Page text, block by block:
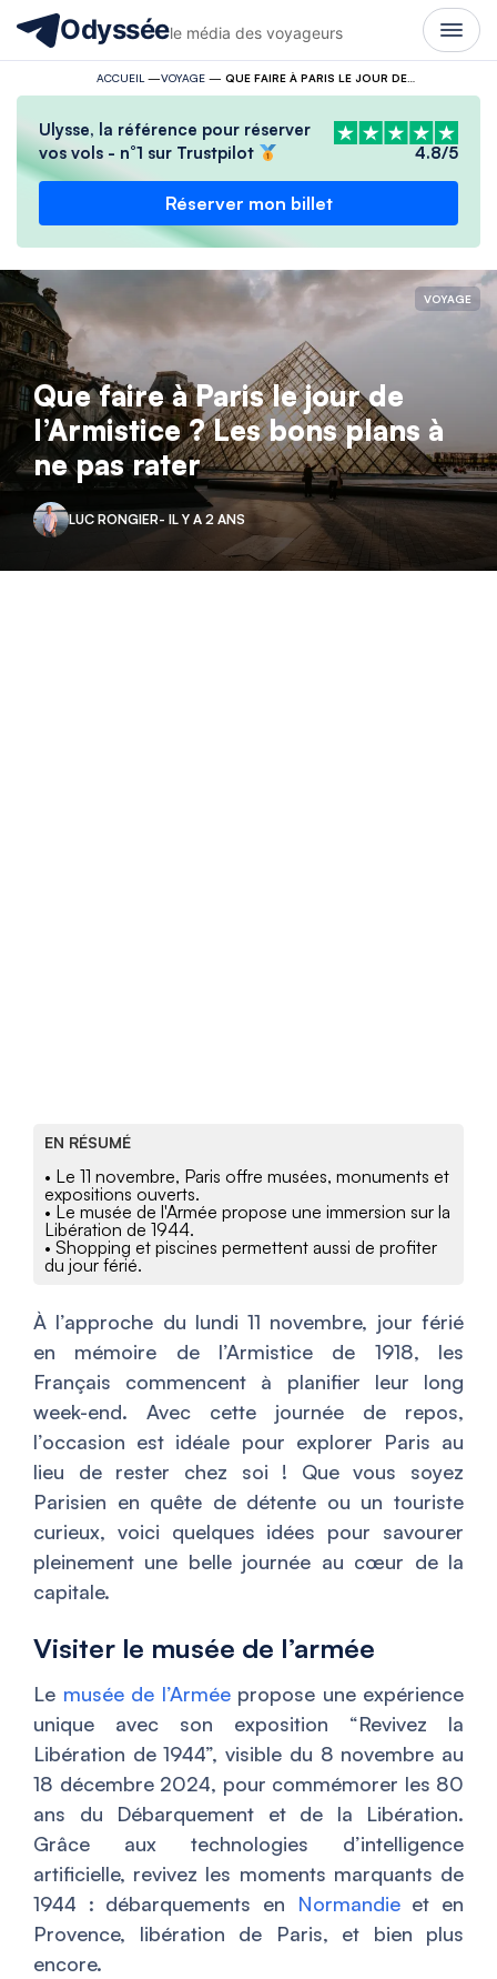
Odysséele média des voyageurs
ACCUEIL —VOYAGE— QUE FAIRE À PARIS LE JOUR DE L’ARMISTICE ? LES BONS PLANS À NE PAS RATER
Ulysse, la référence pour réserver
vos vols - n°1 sur Trustpilot
4.8/5
Réserver mon billet
VOYAGE
Que faire à Paris le jour de
l’Armistice ? Les bons plans à
ne pas rater
LUC RONGIER- IL Y A 2 ANS
EN RÉSUMÉ
• Le 11 novembre, Paris offre musées, monuments et
expositions ouverts.
• Le musée de l'Armée propose une immersion sur la
Libération de 1944.
• Shopping et piscines permettent aussi de profiter
du jour férié.
À l’approche du lundi 11 novembre, jour férié
en mémoire de l’Armistice de 1918, les
Français commencent à planifier leur long
week-end. Avec cette journée de repos,
l’occasion est idéale pour explorer Paris au
lieu de rester chez soi ! Que vous soyez
Parisien en quête de détente ou un touriste
curieux, voici quelques idées pour savourer
pleinement une belle journée au cœur de la
capitale.
Visiter le musée de l’armée
Le musée de l’Arméepropose une expérience
unique avec son exposition “Revivez la
Libération de 1944”, visible du 8 novembre au
18 décembre 2024, pour commémorer les 80
ans du Débarquement et de la Libération.
Grâce aux technologies d’intelligence
artificielle, revivez les moments marquants de
1944 : débarquements en
Normandieet en
Provence, libération de Paris, et bien plus
encore.